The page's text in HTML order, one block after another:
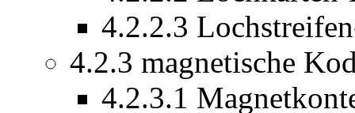
4.2.2.3
4.2.3 magnetische
4.2.3.1